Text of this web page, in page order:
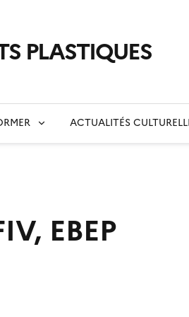
PLASTIQUES
ACTUALITÉS
EBEP